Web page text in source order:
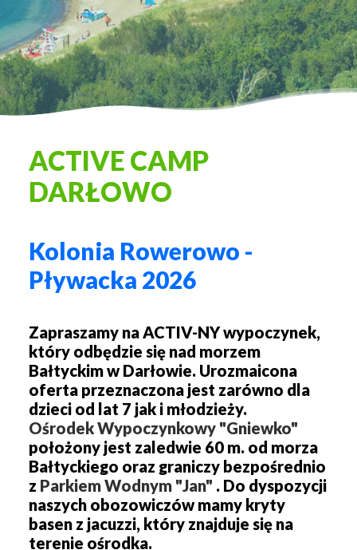
ACTIVE CAMP
DARŁOWO
Kolonia Rowerowo -
Pływacka 2026
Zapraszamy na ACTIV-NY wypoczynek,
który odbędzie się nad morzem
Bałtyckim w Darłowie. Urozmaicona
oferta przeznaczona jest zarówno dla
dzieci od lat 7 jak i młodzieży.
Ośrodek Wypoczynkowy "Gniewko"
położony jest zaledwie 60 m. od morza
Bałtyckiego oraz graniczy bezpośrednio
z Parkiem Wodnym "Jan" . Do dyspozycji
naszych obozowiczów mamy kryty
basen z jacuzzi, który znajduje się na
terenie ośrodka.